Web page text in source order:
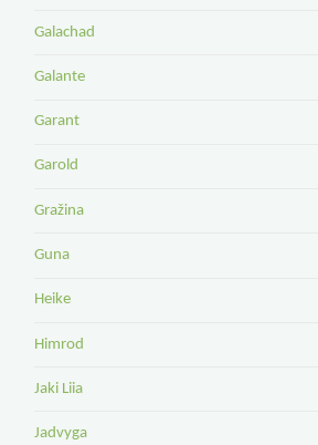
Galachad
Galante
Garant
Garold
Gražina
Guna
Heike
Himrod
Jaki Liia
Jadvyga